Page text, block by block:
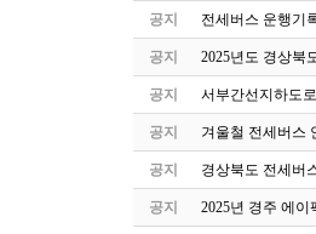
공지 전세버스 운행기
공지 2025년도 경상북
공지 서부간선지하도
공지 겨울철 전세버스
공지 경상북도 전세버
공지 2025년 경주 에